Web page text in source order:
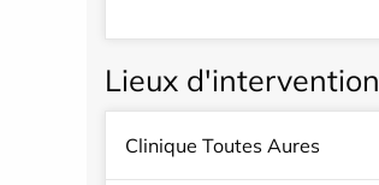
Lieux d'intervention
Clinique Toutes Aures